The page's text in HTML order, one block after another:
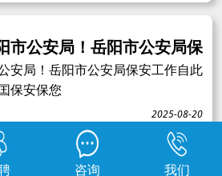
市公安局！岳阳市公安局保
安局！岳阳市公安局保安工作自此
保安保您
2025-08-20
咨询 我们